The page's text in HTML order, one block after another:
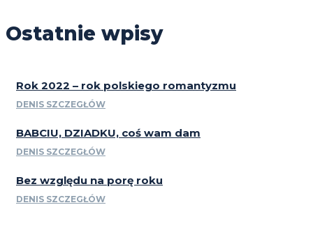
Ostatnie wpisy
Rok 2022 – rok polskiego romantyzmu
DENIS SZCZEGŁÓW
BABCIU, DZIADKU, coś wam dam
DENIS SZCZEGŁÓW
Bez względu na porę roku
DENIS SZCZEGŁÓW